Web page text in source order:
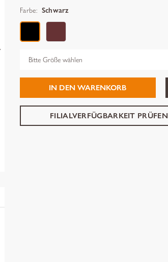
Farbe: Schwarz
Grösse
IN DEN WARENKORB
FILIALVERFÜGBARKEIT PRÜFEN